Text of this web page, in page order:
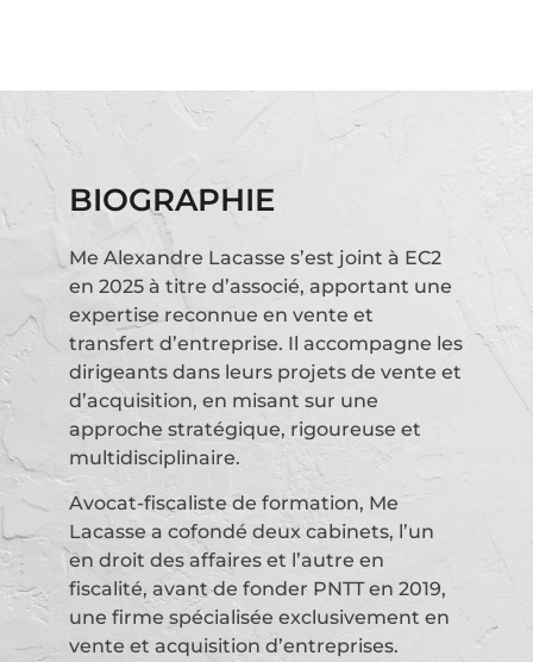
BIOGRAPHIE
Me Alexandre Lacasse s’est joint à EC2
en 2025 à titre d’associé, apportant une
expertise reconnue en vente et
transfert d’entreprise. Il accompagne les
dirigeants dans leurs projets de vente et
d’acquisition, en misant sur une
approche stratégique, rigoureuse et
multidisciplinaire.
Avocat-fiscaliste de formation, Me
Lacasse a cofondé deux cabinets, l’un
en droit des affaires et l’autre en
fiscalité, avant de fonder PNTT en 2019,
une firme spécialisée exclusivement en
vente et acquisition d’entreprises.